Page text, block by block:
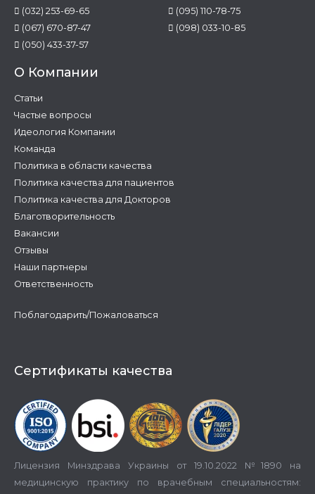
(032) 253-69-65
(067) 670-87-47
(050) 433-37-57
(095) 110-78-75
(098) 033-10-85
О Компании
Статьи
Частые вопросы
Идеология Компании
Команда
Политика в области качества
Политика качества для пациентов
Политика качества для Докторов
Благотворительность
Вакансии
Отзывы
Наши партнеры
Ответственность
Поблагодарить/Пожаловаться
Сертификаты качества
Лицензия Минздрава Украины от 19.10.2022 №1890 на
медицинскую практику по врачебным специальностям: